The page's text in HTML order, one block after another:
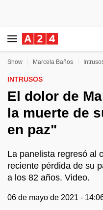
Show Marcela Baños
INTRUSOS
El dolor de
la muerte de
en paz"
La panelista regresó al
reciente pérdida de su
a los 82 años. Video.
06 de mayo de 2021 -